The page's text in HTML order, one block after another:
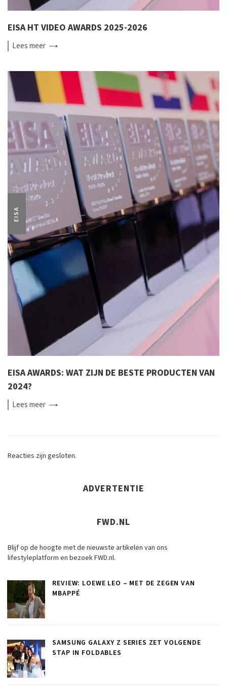
EISA HT VIDEO AWARDS 2025-2026
Leesmeer
EISA
EISA AWARDS: WAT ZIJN DE BESTE PRODUCTEN VAN
2024?
Leesmeer
Reacties zijn gesloten.
ADVERTENTIE
FWD.NL
Blijf op de hoogte met de nieuwste artikelen van ons
lifestyleplatform en bezoek FWD.nl.
REVIEW: LOEWE LEO – MET DE ZEGEN VAN
MBAPPÉ
SAMSUNG GALAXY Z SERIES ZET VOLGENDE
STAP IN FOLDABLES